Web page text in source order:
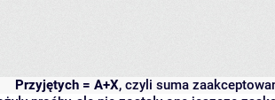
Przyjętych = A+X, czyli suma